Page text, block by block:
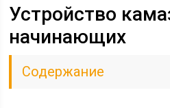
Устройство
начинающих
Содержание